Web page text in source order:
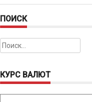
ПОИСК
Найти:
КУРС ВАЛЮТ